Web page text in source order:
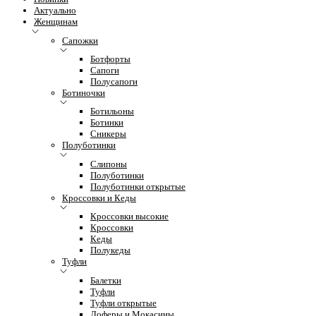
Актуально
Женщинам
Сапожки
Ботфорты
Сапоги
Полусапоги
Ботиночки
Ботильоны
Ботинки
Сникеры
Полуботинки
Слипоны
Полуботинки
Полуботинки открытые
Кроссовки и Кеды
Кроссовки высокие
Кроссовки
Кеды
Полукеды
Туфли
Балетки
Туфли
Туфли открытые